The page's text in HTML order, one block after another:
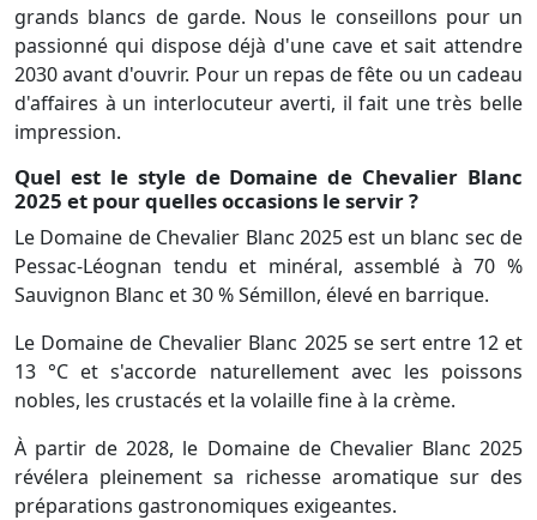
grands blancs de garde. Nous le conseillons pour un
passionné qui dispose déjà d'une cave et sait attendre
2030 avant d'ouvrir. Pour un repas de fête ou un cadeau
d'affaires à un interlocuteur averti, il fait une très belle
impression.
Quel est le style de Domaine de Chevalier Blanc
2025 et pour quelles occasions le servir ?
Le Domaine de Chevalier Blanc 2025 est un blanc sec de
Pessac-Léognan tendu et minéral, assemblé à 70 %
Sauvignon Blanc et 30 % Sémillon, élevé en barrique.
Le Domaine de Chevalier Blanc 2025 se sert entre 12 et
13 °C et s'accorde naturellement avec les poissons
nobles, les crustacés et la volaille fine à la crème.
À partir de 2028, le Domaine de Chevalier Blanc 2025
révélera pleinement sa richesse aromatique sur des
préparations gastronomiques exigeantes.